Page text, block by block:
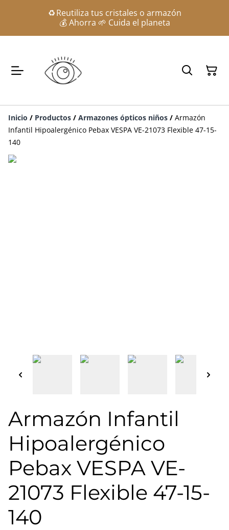
♻️ Reutiliza tus cristales o armazón
💰 Ahorra 🌱 Cuida el planeta
Inicio / Productos / Armazones ópticos niños / Armazón
Infantil Hipoalergénico Pebax VESPA VE-21073 Flexible 47-15-
140
Armazón Infantil
Hipoalergénico
Pebax VESPA VE-
21073 Flexible 47-15-
140